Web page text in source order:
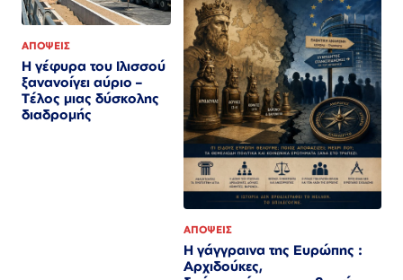
ΑΠΟΨΕΙΣ
Η γέφυρα του Ιλισσού
ξανανοίγει αύριο –
Τέλος μιας δύσκολης
διαδρομής
ΑΠΟΨΕΙΣ
Η γάγγραινα της Ευρώπης :
Αρχιδούκες,